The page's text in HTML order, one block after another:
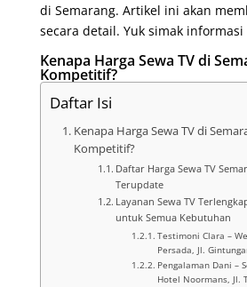
di Semarang. Artikel ini akan
secara detail. Yuk simak informasi
Kenapa Harga Sewa TV di
Kompetitif?
Daftar Isi
Kenapa Harga Sewa TV di
Kompetitif?
Daftar Harga Sewa TV
Terupdate
Layanan Sewa TV
untuk Semua Kebutuhan
Testimoni Clara –
Persada, Jl.
Pengalaman Dani –
Hotel Noormans, Jl.